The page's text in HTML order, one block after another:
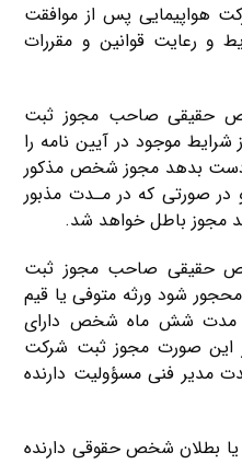
شرکت هواپیمایی پس از موافقت
و رعایت قوانین و مقررات
شخص حقیقی صاحب مجوز ثبت
موجود در آیین نامه را
دست بدهد مجوز شخص مذکور
صورتی که در مـدت مذبور
مجوز باطل خواهد شد.
شخص حقیقی صاحب مجوز ثبت
شود ورثه متوفی یا قیم
مدت شش ماه شخص دارای
این صورت مجوز ثبت شرکت
مدیر فنی مسؤولیت دارنده
یا بطلان شخص حقوقی دارنده